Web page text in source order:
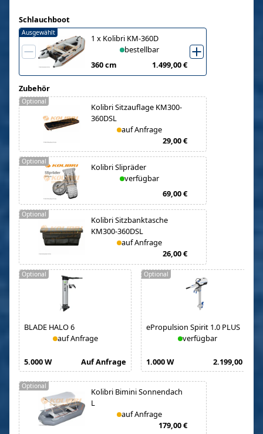
Schlauchboot
1 x Kolibri KM-360D
bestellbar
360 cm
1.499,00 €
Ausgewählt
Zubehör
Kolibri Sitzauflage KM300-
360DSL
auf Anfrage
29,00 €
Optional
Kolibri Slipräder
verfügbar
69,00 €
Optional
Kolibri Sitzbanktasche
KM300-360DSL
auf Anfrage
26,00 €
Optional
BLADE HALO 6
auf Anfrage
5.000 W Auf Anfrage
Optional
ePropulsion Spirit 1.0 PLUS
verfügbar
1.000 W 2.199,00 €
Optional
Kolibri Bimini Sonnendach
L
auf Anfrage
179,00 €
Optional